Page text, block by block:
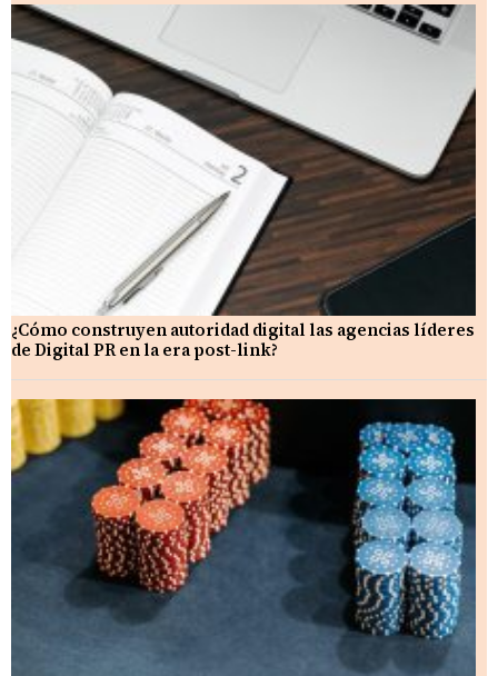
¿Cómo construyen autoridad digital las agencias líderes
de Digital PR en la era post-link?